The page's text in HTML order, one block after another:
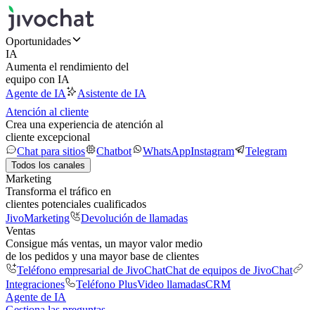
Oportunidades
IA
Aumenta el rendimiento del
equipo con IA
Agente de IA
Asistente de IA
Atención al cliente
Crea una experiencia de atención al
cliente excepcional
Chat para sitios
Chatbot WhatsAppInstagram Telegram
Todos los canales
Marketing
Transforma el tráfico en
clientes potenciales cualificados
JivoMarketing
Devolución de llamadas
Ventas
Consigue más ventas, un mayor valor medio
de los pedidos y una mayor base de clientes
Teléfono empresarial de JivoChatChat de equipos de JivoChat
Integraciones
Teléfono PlusVideo llamadasCRM
Agente de IA